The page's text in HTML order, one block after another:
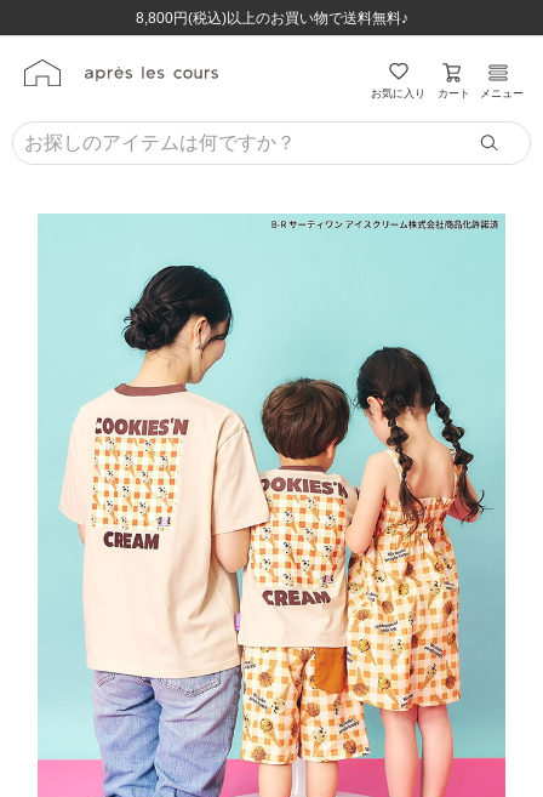
8,800円(税込)以上のお買い物で送料無料♪
ほぼ全品半額！！8/12(水)お昼12:59まで！！
8,800円(税込)以上のお買い物で送料無料♪
ほぼ全品半額！！8/12(水)お昼12:59まで！！
お気に入り カート メニュー